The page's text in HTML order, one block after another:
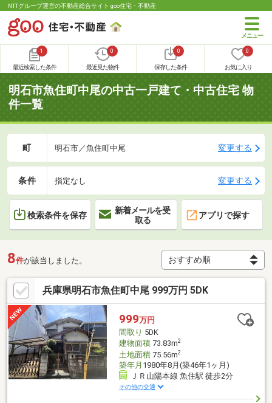
NTTグループ運営の不動産総合サイト goo住宅・不動産
1
最近検索した条件
0
最近見た物件
0
保存した条件
0
お気に入り
明石市魚住町中尾の中古一戸建て・中古住宅 物
件一覧
町 明石市／魚住町中尾 変更する
条件 指定なし 変更する
検索条件を保存
新着メールを受
取る
アプリで探す
8件が該当しました。
兵庫県明石市魚住町中尾 999万円 5DK
999万円
間取り 5DK
建物面積73.83m2
土地面積75.56m2
築年月 1980年8月(築46年1ヶ月)
ＪＲ山陽本線 魚住駅 徒歩2分
その他の交通